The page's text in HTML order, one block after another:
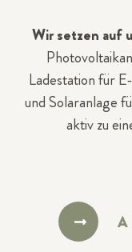
Wir setzen auf
Ladestation für
und Solaranlage
aktiv zu